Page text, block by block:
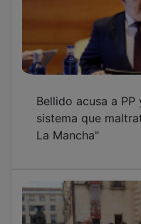
sistema que
La Mancha"